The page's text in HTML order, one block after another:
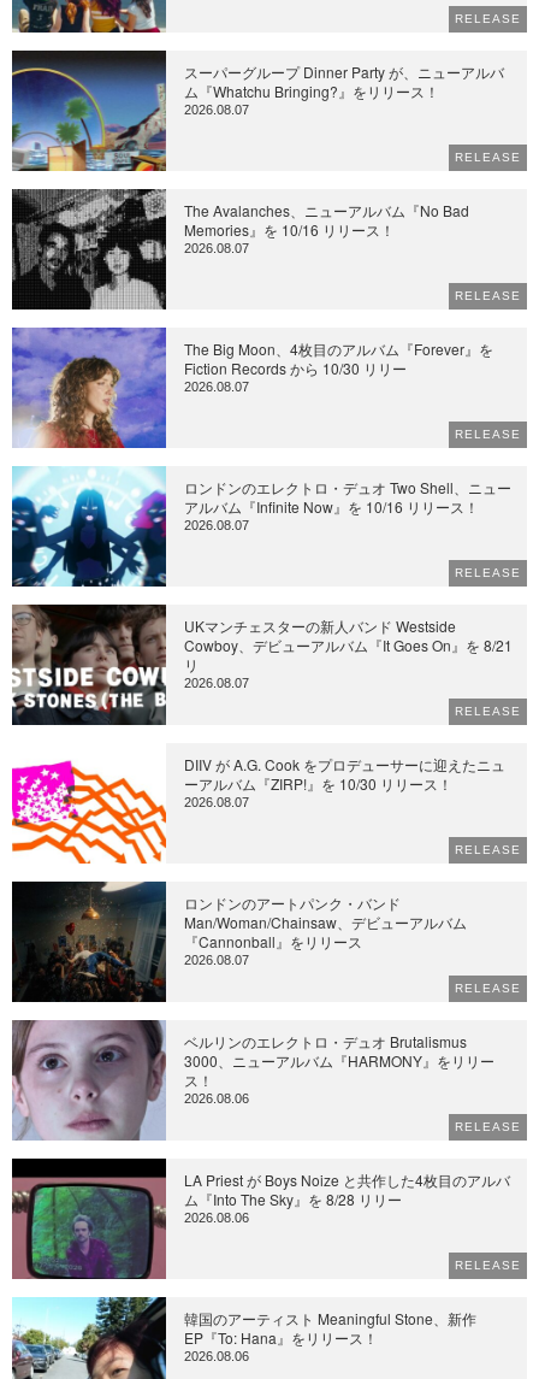
RELEASE
スーパーグループ Dinner Party が、ニューアルバ
ム『Whatchu Bringing?』をリリース！
2026.08.07
RELEASE
The Avalanches、ニューアルバム『No Bad
Memories』を 10/16 リリース！
2026.08.07
RELEASE
The Big Moon、4枚目のアルバム『Forever』を
Fiction Records から 10/30 リリー
2026.08.07
RELEASE
ロンドンのエレクトロ・デュオ Two Shell、ニュー
アルバム『Infinite Now』を 10/16 リリース！
2026.08.07
RELEASE
UKマンチェスターの新人バンド Westside
Cowboy、デビューアルバム『It Goes On』を 8/21
リ
2026.08.07
RELEASE
DIIV が A.G. Cook をプロデューサーに迎えたニュ
ーアルバム『ZIRP!』を 10/30 リリース！
2026.08.07
RELEASE
ロンドンのアートパンク・バンド
Man/Woman/Chainsaw、デビューアルバム
『Cannonball』をリリース
2026.08.07
RELEASE
ベルリンのエレクトロ・デュオ Brutalismus
3000、ニューアルバム『HARMONY』をリリー
ス！
2026.08.06
RELEASE
LA Priest が Boys Noize と共作した4枚目のアルバ
ム『Into The Sky』を 8/28 リリー
2026.08.06
RELEASE
韓国のアーティスト Meaningful Stone、新作
EP『To: Hana』をリリース！
2026.08.06